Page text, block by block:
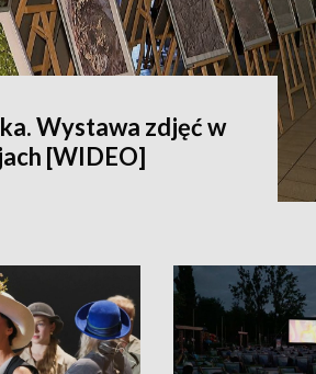
Wystawa zdjęć w
[WIDEO]